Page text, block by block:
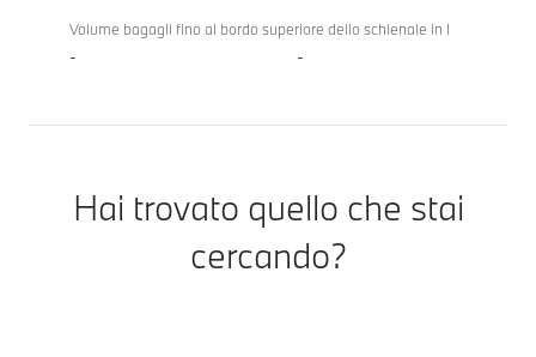
Volume bagagli fino al bordo superiore dello schienale in l
- -
Hai trovato quello che stai
cercando?